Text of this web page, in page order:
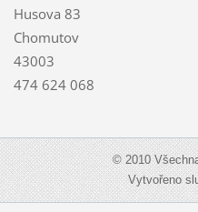
Husova 83
Chomutov
43003
474 624 068
© 2010
Vytvořeno